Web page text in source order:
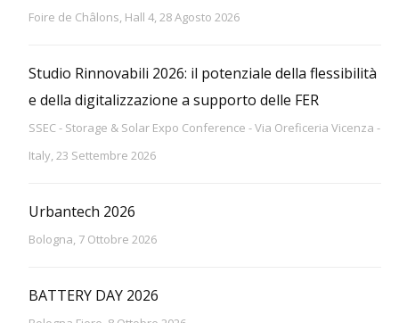
Foire de Châlons, Hall 4, 28 Agosto 2026
Studio Rinnovabili 2026: il potenziale della flessibilità
e della digitalizzazione a supporto delle FER
SSEC - Storage & Solar Expo Conference - Via Oreficeria Vicenza -
Italy, 23 Settembre 2026
Urbantech 2026
Bologna, 7 Ottobre 2026
BATTERY DAY 2026